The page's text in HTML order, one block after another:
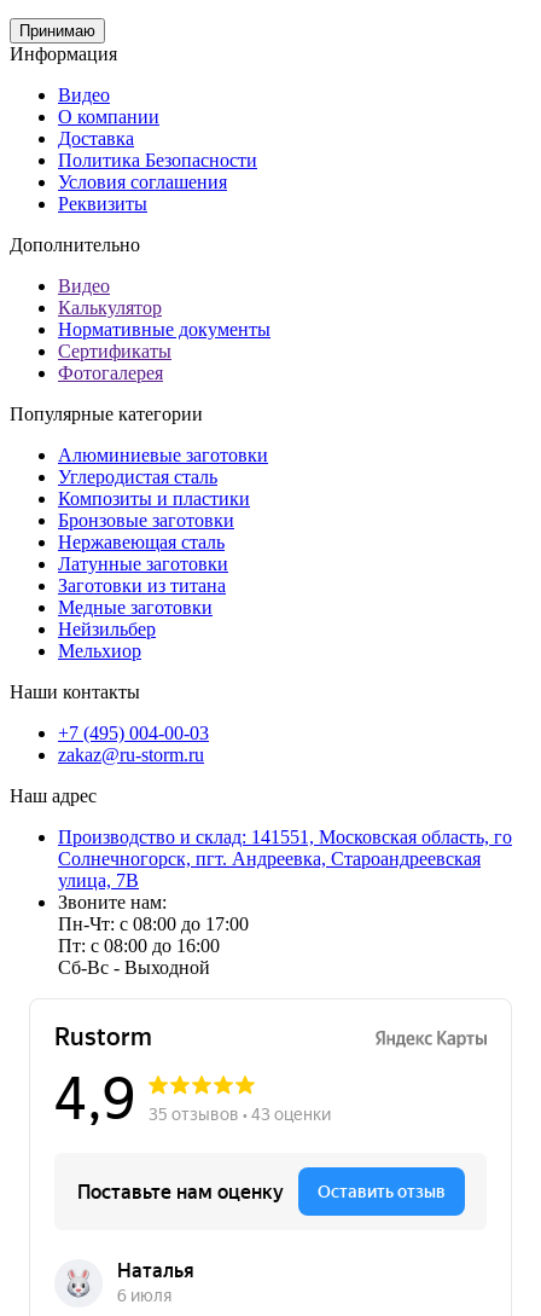
Принимаю
Информация
Видео
О компании
Доставка
Политика Безопасности
Условия соглашения
Реквизиты
Дополнительно
Видео
Калькулятор
Нормативные документы
Сертификаты
Фотогалерея
Популярные категории
Алюминиевые заготовки
Углеродистая сталь
Композиты и пластики
Бронзовые заготовки
Нержавеющая сталь
Латунные заготовки
Заготовки из титана
Медные заготовки
Нейзильбер
Мельхиор
Наши контакты
+7 (495) 004-00-03
zakaz@ru-storm.ru
Наш адрес
Производство и склад: 141551, Московская область, го
Солнечногорск, пгт. Андреевка, Староандреевская
улица, 7В
Звоните нам:
Пн-Чт: с 08:00 до 17:00
Пт: с 08:00 до 16:00
Сб-Вс - Выходной